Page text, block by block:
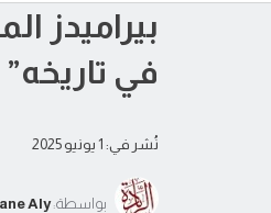
بيراميدز
في تاريخه”
نُشر في: 1 يونيو 2025
بواسطة:Aly